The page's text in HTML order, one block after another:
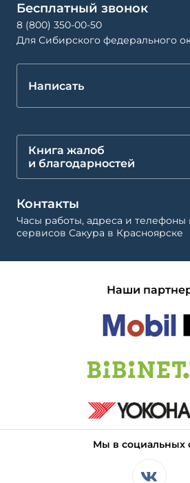
Бесплатный звонок
8 (800) 350-00-50
Для Сибирского федерального
Написать
Книга жалоб
и благодарностей
Контакты
Часы работы, адреса и телефоны
сервисов Сакура в Красноярске
Наши
Мы в социальных